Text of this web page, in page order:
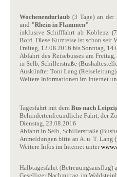
Wochenendurlaub (3 Tage) an der
und "Rhein in Flammen"
inklusive Schifffahrt ab Koblenz (7
Bord. Diese Kurzreise ist schon seit
Freitag, 12.08.2016 bis Sonntag,
Abfahrt des Reisebusses am
in Selb, Schillerstraße
Auskünfte: Toni Lang
Weitere Informationen im Internet
Tagesfahrt mit dem Bus nach
Behindertenfreundliche Fahrt, der
Dienstag, 23.08.2016
Abfahrt in Selb, Schillerstraße
Anmeldungen bitte an A. u. T. Lang
Weitere Infos im Internet unter
Halbtagesfahrt (Betreuungsausflug)
Geselliger Nachmittag im